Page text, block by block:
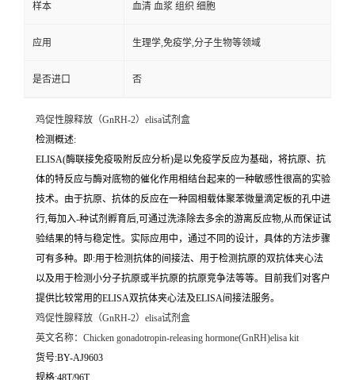
样本 血清 血浆 组织 细胞
应用 生理学,免疫学,分子生物等领域
是否进口 否
鸡促性腺释放（GnRH-2）elisa试剂盒
检测概述:
ELISA(酶联接免疫吸附反应分析)是以免疫学反应为基础，将抗原、抗
体的特反应与酶对底物的催化作用相结台起来的一种敏感性很高的实验
技术。由于抗原、抗体的反应在一种固相载体聚苯微量滴定板的孔中进
行,每加入-种试剂孵育后,可通过洗涤除去多余的游离反应物,从而保证试
验结果的特与稳定性。实际应用中，通过不同的设计，具体的方法步骤
可有多种。即:用于检测抗体的间接法、用于检测抗原的双抗体夹心法
以及用于检测小分子抗原或半抗原的抗原竞争法等等。目前我们对客户
提供比较常用的ELISA双抗体夹心法及ELISA间接法服务。
鸡促性腺释放（GnRH-2）elisa试剂盒
英文名称： Chicken gonadotropin-releasing hormone(GnRH)elisa kit
货号:BY-AJ9603